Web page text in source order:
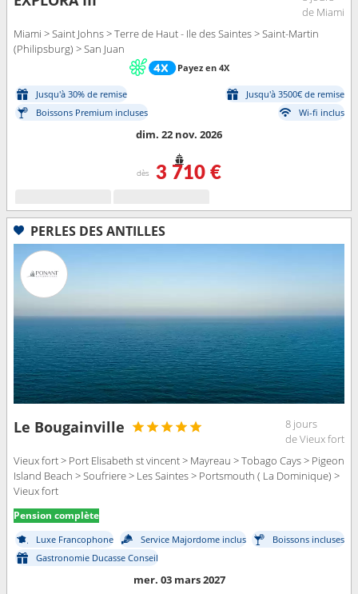
de Miami
Miami > Saint Johns > Terre de Haut - Ile des Saintes > Saint-Martin
(Philipsburg) > San Juan
Payez en 4X
Jusqu'à 30% de remise
Jusqu'à 3500€ de remise
Boissons Premium incluses
Wi-fi inclus
dim. 22 nov. 2026
dès 3 710 €
PERLES DES ANTILLES
Le Bougainville
8 jours
de Vieux fort
Vieux fort > Port Elisabeth st vincent > Mayreau > Tobago Cays > Pigeon
Island Beach > Soufriere > Les Saintes > Portsmouth ( La Dominique) >
Vieux fort
Pension complète
Luxe Francophone Service Majordome inclus
Boissons incluses
Gastronomie Ducasse Conseil
mer. 03 mars 2027